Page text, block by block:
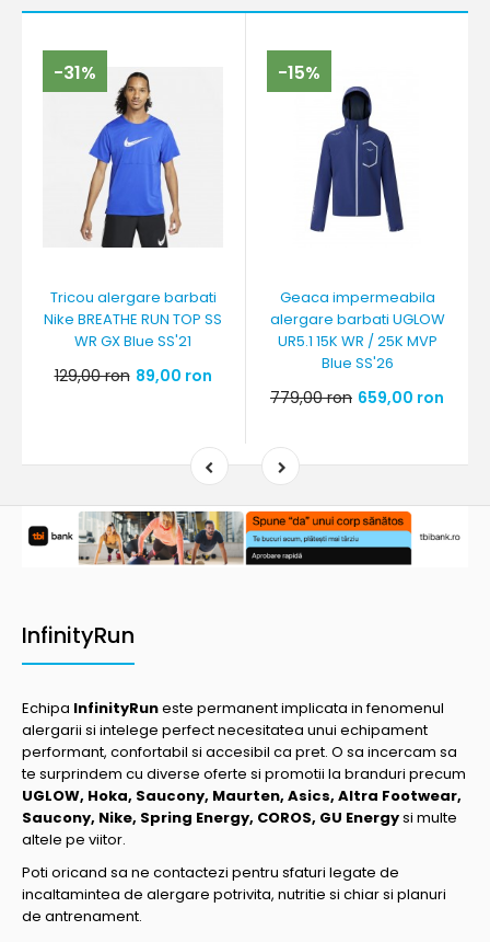
-31%
Tricou alergare barbati
Nike BREATHE RUN TOP SS
WR GX Blue SS'21
129,00 ron 89,00 ron
-15%
Geaca impermeabila
alergare barbati UGLOW
UR5.1 15K WR / 25K MVP
Blue SS'26
779,00 ron 659,00 ron
InfinityRun
Echipa InfinityRuneste permanent implicata in fenomenul
alergarii si intelege perfect necesitatea unui echipament
performant, confortabil si accesibil ca pret. O sa incercam sa
te surprindem cu diverse oferte si promotii la branduri precum
UGLOW, Hoka, Saucony, Maurten, Asics, Altra Footwear,
Saucony, Nike, Spring Energy, COROS, GU Energysi multe
altele pe viitor.
Poti oricand sa ne contactezi pentru sfaturi legate de
incaltamintea de alergare potrivita, nutritie si chiar si planuri
de antrenament.